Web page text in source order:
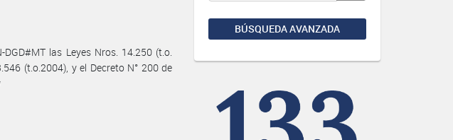
BÚSQUEDA AVANZADA
DGD#MT las Leyes Nros. 14.250 (t.o.
(t.o.2004), y el Decreto N° 200 de